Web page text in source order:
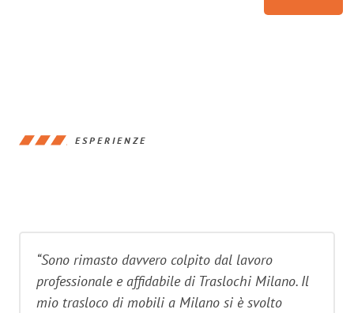
ESPERIENZE
“Sono rimasto davvero colpito dal lavoro
professionale e affidabile di Traslochi Milano. Il
mio trasloco di mobili a Milano si è svolto